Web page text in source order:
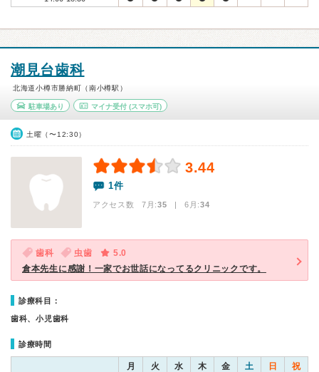
潮見台歯科
北海道小樽市勝納町（南小樽駅）
駐車場あり マイナ受付(スマホ可)
土曜（〜12:30）
3.44
1件
アクセス数 7月:35 | 6月:34
歯科 虫歯
5.0
倉本先生に感謝！一家でお世話になってるクリニックです。
診療科目：
歯科、小児歯科
診療時間
月 火 水 木 金 土 日 祝